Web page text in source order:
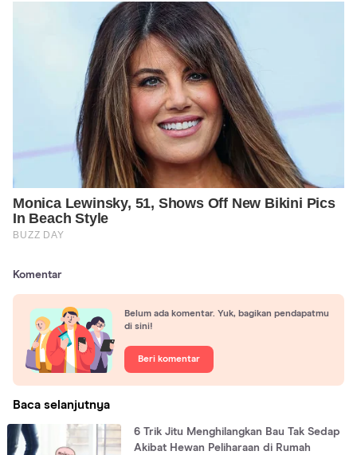
Komentar
Belum ada komentar. Yuk, bagikan pendapatmu
di sini!
Beri komentar
Baca selanjutnya
6 Trik Jitu Menghilangkan Bau Tak Sedap
Akibat Hewan Peliharaan di Rumah